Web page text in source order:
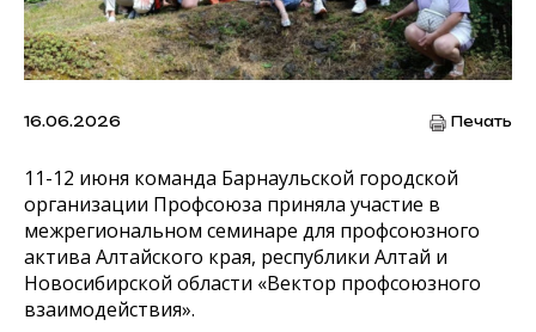
16.06.2026 Печать
11-12 июня команда Барнаульской городской
организации Профсоюза приняла участие в
межрегиональном семинаре для профсоюзного
актива Алтайского края, республики Алтай и
Новосибирской области «Вектор профсоюзного
взаимодействия».